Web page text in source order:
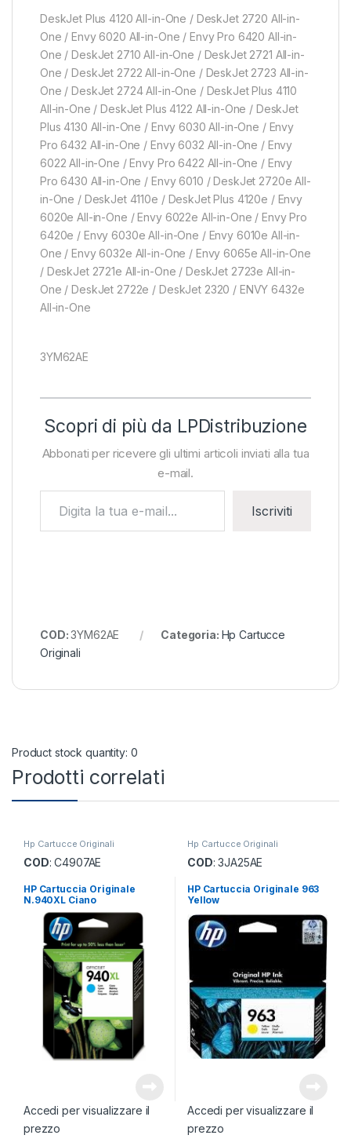
DeskJet Plus 4120 All-in-One / DeskJet 2720 All-in-
One / Envy 6020 All-in-One / Envy Pro 6420 All-in-
One / DeskJet 2710 All-in-One / DeskJet 2721 All-in-
One / DeskJet 2722 All-in-One / DeskJet 2723 All-in-
One / DeskJet 2724 All-in-One / DeskJet Plus 4110
All-in-One / DeskJet Plus 4122 All-in-One / DeskJet
Plus 4130 All-in-One / Envy 6030 All-in-One / Envy
Pro 6432 All-in-One / Envy 6032 All-in-One / Envy
6022 All-in-One / Envy Pro 6422 All-in-One / Envy
Pro 6430 All-in-One / Envy 6010 / DeskJet 2720e All-
in-One / DeskJet 4110e / DeskJet Plus 4120e / Envy
6020e All-in-One / Envy 6022e All-in-One / Envy Pro
6420e / Envy 6030e All-in-One / Envy 6010e All-in-
One / Envy 6032e All-in-One / Envy 6065e All-in-One
/ DeskJet 2721e All-in-One / DeskJet 2723e All-in-
One / DeskJet 2722e / DeskJet 2320 / ENVY 6432e
All-in-One
3YM62AE
Scopri di più da LPDistribuzione
Abbonati per ricevere gli ultimi articoli inviati alla tua
e-mail.
Iscriviti
COD:3YM62AE Categoria: Hp Cartucce
Originali
Product stock quantity: 0
Prodotti correlati
Hp Cartucce Originali
COD: C4907AE
HP Cartuccia Originale
N.940XL Ciano
Accedi per visualizzare il
prezzo
Hp Cartucce Originali
COD: 3JA25AE
HP Cartuccia Originale 963
Yellow
Accedi per visualizzare il
prezzo